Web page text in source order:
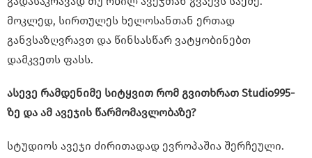
მოკლედ, სირთულეს ხელოსანთან ერთად
განვსაზღვრავთ და წინსასწარ ვატყობინებთ
დამკვეთს ფასს.
ასევე რამდენიმე სიტყვით რომ გვითხრათ Studio995-
ზე და ამ ავეჯის წარმომავლობაზე?
სტუდიოს ავეჯი ძირითადად ევროპაშია შერჩეული.